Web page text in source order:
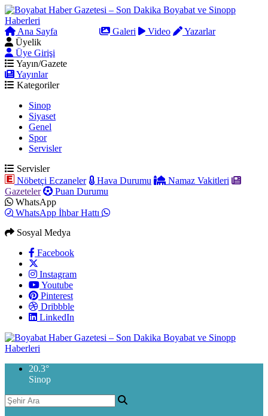
Ana Sayfa Galeri Video
Yazarlar
Üyelik
Üye Girişi
Yayın/Gazete
Yayınlar
Kategoriler
Sinop
Siyaset
Genel
Spor
Servisler
Servisler
Nöbetçi Eczaneler
Hava Durumu
Namaz Vakitleri
Gazeteler
Puan Durumu
WhatsApp
WhatsApp İhbar Hattı
Sosyal Medya
Facebook
Instagram
Youtube
Pinterest
Dribbble
LinkedIn
20.3°
Sinop